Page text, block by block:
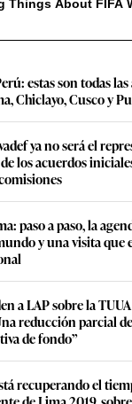
estas son todas
Chiclayo, Cusco y
ya no será el
los acuerdos
paso a paso, la
y una visita que
a LAP sobre la TUUA
reducción parcial
de fondo”
recuperando el